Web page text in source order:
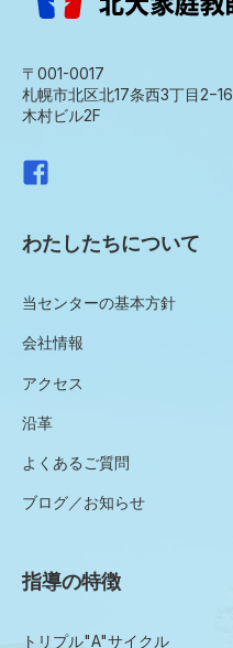
〒001-0017
札幌市北区北17条西3丁目2−16
木村ビル2F
わたしたちについて
当センターの基本方針
会社情報
アクセス
沿革
よくあるご質問
ブログ／お知らせ
指導の特徴
トリプル"A"サイクル